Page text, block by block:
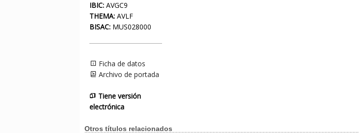
IBIC: AVGC9
THEMA: AVLF
BISAC: MUS028000
Ficha de datos
Archivo de portada
Tiene versión
electrónica
Otros títulos relacionados